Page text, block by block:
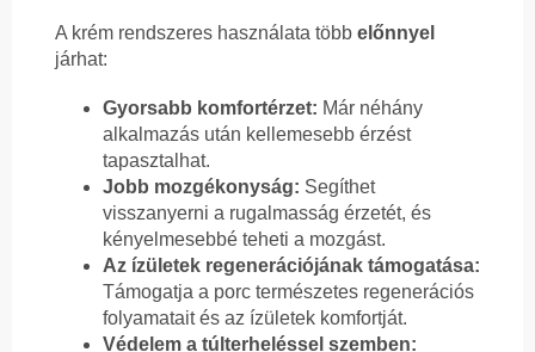
A krém rendszeres használata több előnnyel
járhat:
Gyorsabb komfortérzet: Már néhány
alkalmazás után kellemesebb érzést
tapasztalhat.
Jobb mozgékonyság: Segíthet
visszanyerni a rugalmasság érzetét, és
kényelmesebbé teheti a mozgást.
Az ízületek regenerációjának támogatása:
Támogatja a porc természetes regenerációs
folyamatait és az ízületek komfortját.
Védelem a túlterheléssel szemben: